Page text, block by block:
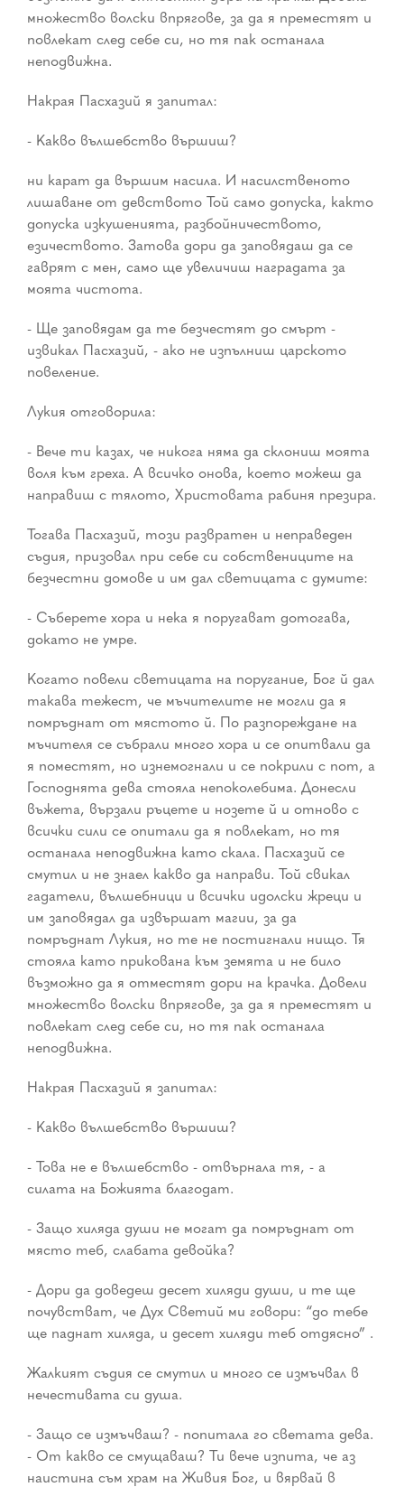
множество волски впрягове, за да я преместят и
повлекат след себе си, но тя пак останала
неподвижна.
Накрая Пасхазий я запитал:
- Какво вълшебство вършиш?
ни карат да вършим насила. И насилственото
лишаване от девството Той само допуска, както
допуска изкушенията, разбойничеството,
езичеството. Затова дори да заповядаш да се
гаврят с мен, само ще увеличиш наградата за
моята чистота.
- Ще заповядам да те безчестят до смърт -
извикал Пасхазий, - ако не изпълниш царското
повеление.
Лукия отговорила:
- Вече ти казах, че никога няма да склониш моята
воля към греха. А всичко онова, което можеш да
направиш с тялото, Христовата рабиня презира.
Тогава Пасхазий, този развратен и неправеден
съдия, призовал при себе си собствениците на
безчестни домове и им дал светицата с думите:
- Съберете хора и нека я поругават дотогава,
докато не умре.
Когато повели светицата на поругание, Бог й дал
такава тежест, че мъчителите не могли да я
помръднат от мястото й. По разпореждане на
мъчителя се събрали много хора и се опитвали да
я поместят, но изнемогнали и се покрили с пот, а
Господнята дева стояла непоколебима. Донесли
въжета, вързали ръцете и нозете й и отново с
всички сили се опитали да я повлекат, но тя
останала неподвижна като скала. Пасхазий се
смутил и не знаел какво да направи. Той свикал
гадатели, вълшебници и всички идолски жреци и
им заповядал да извършат магии, за да
помръднат Лукия, но те не постигнали нищо. Тя
стояла като прикована към земята и не било
възможно да я отместят дори на крачка. Довели
множество волски впрягове, за да я преместят и
повлекат след себе си, но тя пак останала
неподвижна.
Накрая Пасхазий я запитал:
- Какво вълшебство вършиш?
- Това не е вълшебство - отвърнала тя, - а
силата на Божията благодат.
- Защо хиляда души не могат да помръднат от
място теб, слабата девойка?
- Дори да доведеш десет хиляди души, и те ще
почувстват, че Дух Светий ми говори: “до тебе
ще паднат хиляда, и десет хиляди теб отдясно” .
Жалкият съдия се смутил и много се измъчвал в
нечестивата си душа.
- Защо се измъчваш? - попитала го светата дева.
- От какво се смущаваш? Ти вече изпита, че аз
наистина съм храм на Живия Бог, и вярвай в